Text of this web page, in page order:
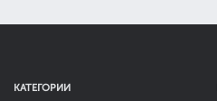
КАТЕГОРИИ